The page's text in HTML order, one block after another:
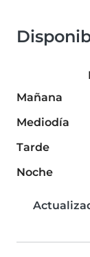
Mañana
Mediodía
Tarde
Noche